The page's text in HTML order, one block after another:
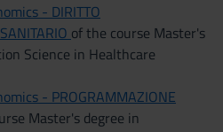
- DIRITTO
of the course Master's
Science in Healthcare
- PROGRAMMAZIONE
Master's degree in